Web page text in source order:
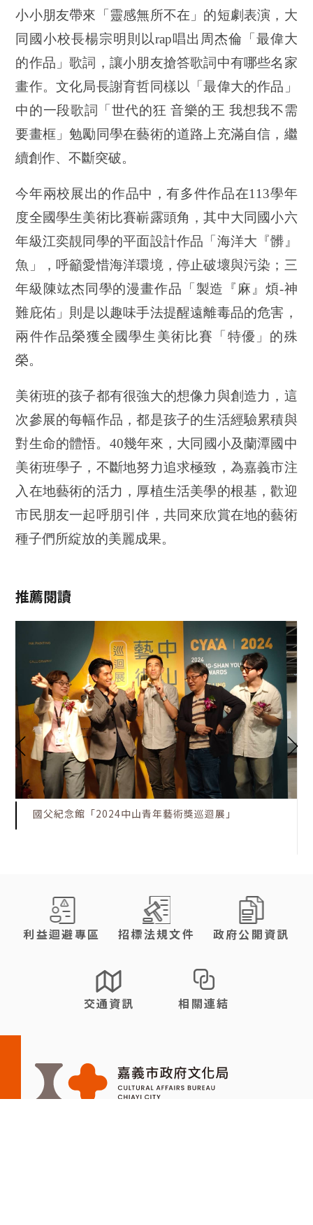
小小朋友帶來「靈感無所不在」的短劇表演，大
同國小校長楊宗明則以rap唱出周杰倫「最偉大
的作品」歌詞，讓小朋友搶答歌詞中有哪些名家
畫作。文化局長謝育哲同樣以「最偉大的作品」
中的一段歌詞「世代的狂 音樂的王 我想我不需
要畫框」勉勵同學在藝術的道路上充滿自信，繼
續創作、不斷突破。
今年兩校展出的作品中，有多件作品在113學年
度全國學生美術比賽嶄露頭角，其中大同國小六
年級江奕靚同學的平面設計作品「海洋大『髒』
魚」，呼籲愛惜海洋環境，停止破壞與污染；三
年級陳竑杰同學的漫畫作品「製造『麻』煩-神
難庇佑」則是以趣味手法提醒遠離毒品的危害，
兩件作品榮獲全國學生美術比賽「特優」的殊
榮。
美術班的孩子都有很強大的想像力與創造力，這
次參展的每幅作品 ，都是孩子的生活經驗累積與
對生命的體悟。40幾年來，大同國小及蘭潭國中
美術班學子，不斷地努力追求極致，為嘉義市注
入在地藝術的活力，厚植生活美學的根基，歡迎
市民朋友一起呼朋引伴，共同來欣賞在地的藝術
種子們所綻放的美麗成果。
推薦閱讀
國父紀念館「2024中山青年藝術獎巡迴展」
利益迴避專區 招標法規文件 政府公開資訊
交通資訊 相關連結